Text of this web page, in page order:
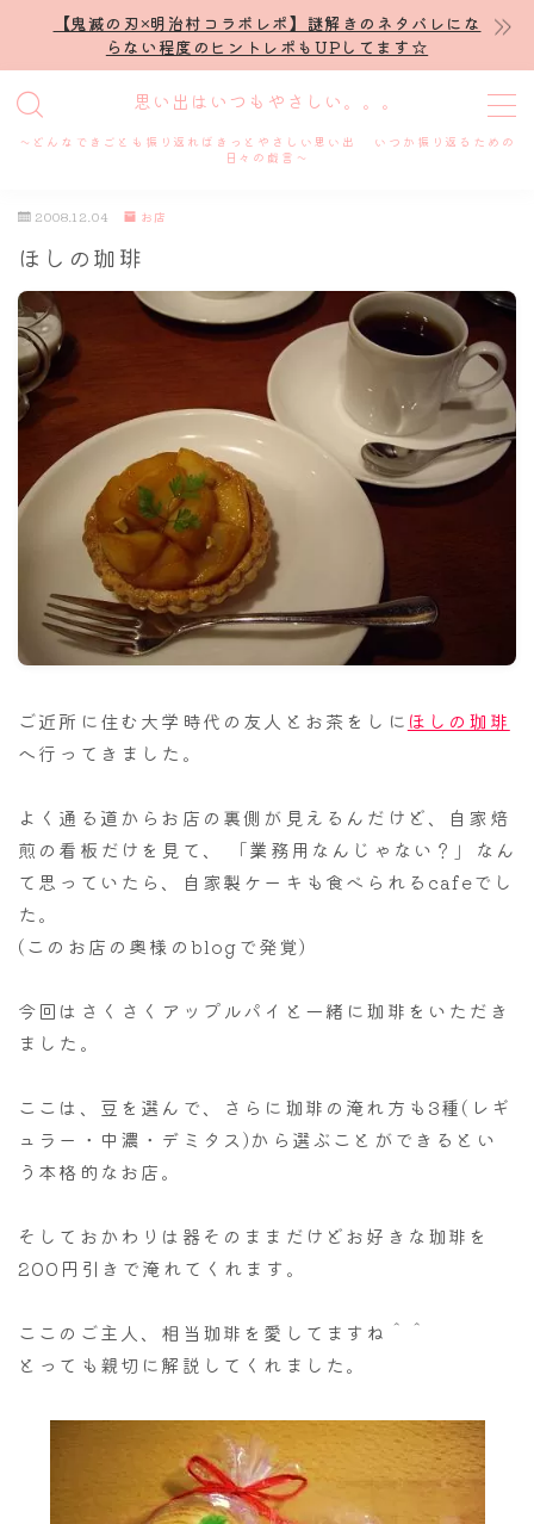
【鬼滅の刃×明治村コラボレポ】謎解きのネタバレにな
らない程度のヒントレポもUPしてます☆
思い出はいつもやさしい。。。
～どんなできごとも振り返ればきっとやさしい思い出 いつか振り返るための
日々の戯言～
MENU
プロフィール
謎解き
ホテル滞在記
舞台・ライブ
名古屋
ナナちゃん人形
2008.12.04 お店
ほしの珈琲
ご近所に住む大学時代の友人とお茶をしに ほしの珈琲
へ行ってきました。
よく通る道からお店の裏側が見えるんだけど、自家焙
煎の看板だけを見て、 「業務用なんじゃない？」なん
て思っていたら、自家製ケーキも食べられるcafeでし
た。
(このお店の奥様のblogで発覚)
今回はさくさくアップルパイと一緒に珈琲をいただき
ました。
ここは、豆を選んで、さらに珈琲の淹れ方も3種(レギ
ュラー・中濃・デミタス)から選ぶことができるとい
う本格的なお店。
そしておかわりは器そのままだけどお好きな珈琲を
200円引きで淹れてくれます。
ここのご主人、相当珈琲を愛してますね＾＾
とっても親切に解説してくれました。